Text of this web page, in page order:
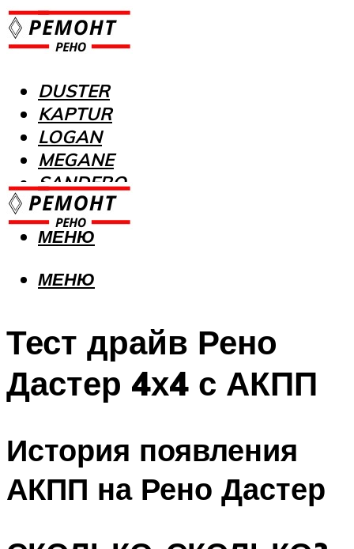
DUSTER
KAPTUR
LOGAN
MEGANE
SANDERO
МЕНЮ
МЕНЮ
Тест драйв Рено
Дастер 4х4 с АКПП
История появления
АКПП на Рено Дастер